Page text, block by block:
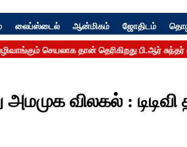
லைப்ஸ்டைல் ஆன்மிகம் ஜோதிடம்
விலகல் :